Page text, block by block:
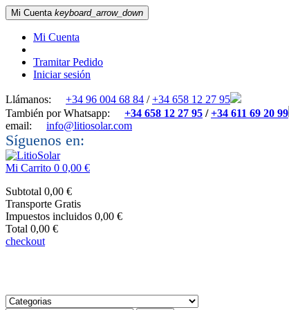
Mi Cuenta keyboard_arrow_down
Mi Cuenta
Tramitar Pedido
Iniciar sesión
Llámanos: +34 96 004 68 84 /+34 658 12 27 95
También por Whatsapp:
+34 658 12 27 95 /+34 611 69 20 99
email:
info@litiosolar.com
Síguenos en:
Mi Carrito 0 0,00 €
Subtotal 0,00 €
Transporte Gratis
Impuestos incluidos 0,00 €
Total 0,00 €
checkout